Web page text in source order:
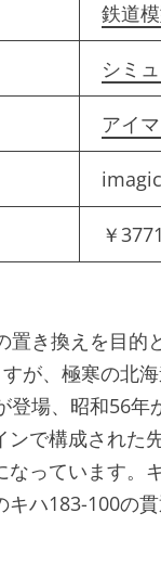
鉄道
シミ
アイ
￥3771
置き換えを目的
が、極寒の北
登場、昭和56
ンで構成された
っています。
ハ183-100の